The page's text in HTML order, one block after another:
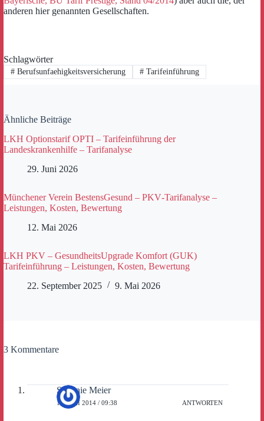
anderen hier genannten Gesellschaften.
Schlagwörter
#Berufsunfaehigkeitsversicherung #Tarifeinführung
Ähnliche Beiträge
LKH Optionstarif OPTI – Tarifeinführung der
Landeskrankenhilfe – Tarifanalyse
29. Juni 2026
Münchener Verein BestensGesund – PKV‑Tarifanalyse –
Leistungen, Kosten, Bewertung
12. Mai 2026
LKH PKV – GesundheitsUpgrade Komfort (GUK)
Tarifeinführung – Leistungen, Kosten, Bewertung
22. September 2025
9. Mai 2026
3 Kommentare
Stefanie Meier
15. MAI 2014 / 09:38 ANTWORTEN